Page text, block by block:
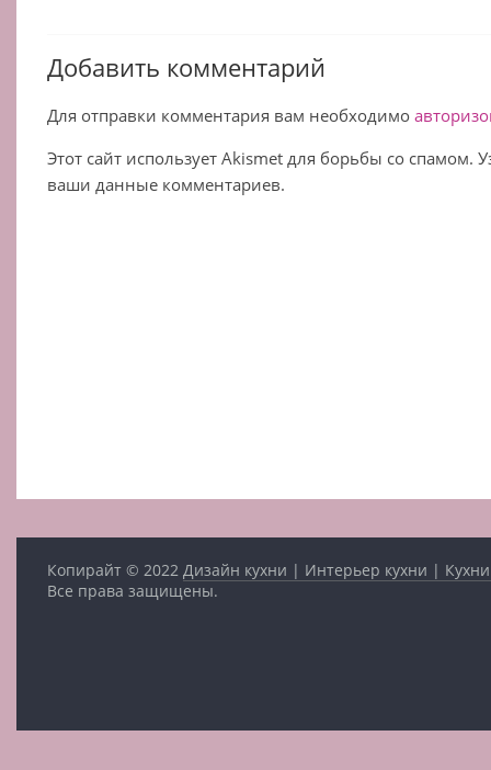
Добавить комментарий
Для отправки комментария вам необходимо
Этот сайт использует Akismet для борьбы со спамом.
ваши данные комментариев.
Копирайт © 2022Дизайн кухни | Интерьер кухни |
Все права защищены.